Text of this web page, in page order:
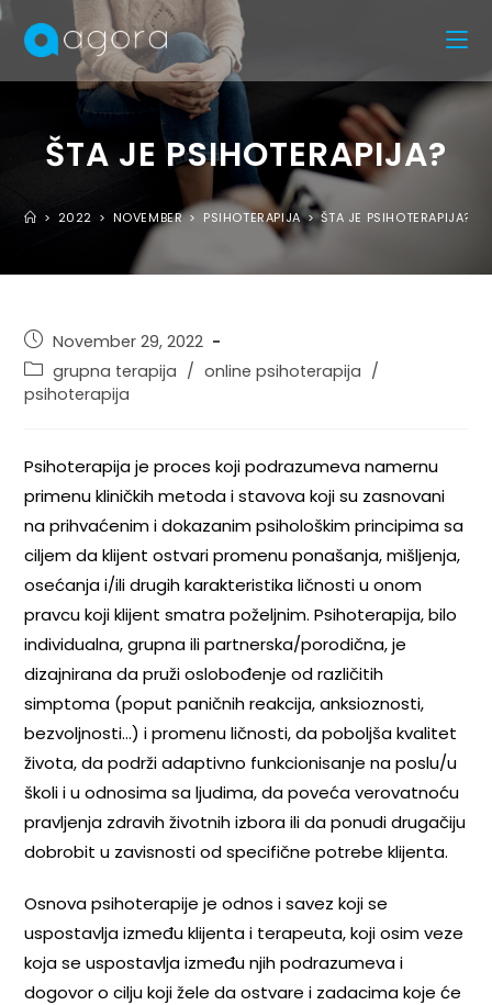
ŠTA JE PSIHOTERAPIJA?
> 2022 > NOVEMBER > PSIHOTERAPIJA > ŠTA JE PSIHOTERAPIJA?
November 29, 2022
grupna terapija / online psihoterapija /
psihoterapija
Psihoterapija je proces koji podrazumeva namernu
primenu kliničkih metoda i stavova koji su zasnovani
na prihvaćenim i dokazanim psihološkim principima sa
ciljem da klijent ostvari promenu ponašanja, mišljenja,
osećanja i/ili drugih karakteristika ličnosti u onom
pravcu koji klijent smatra poželjnim. Psihoterapija, bilo
individualna, grupna ili partnerska/porodična, je
dizajnirana da pruži oslobođenje od različitih
simptoma (poput paničnih reakcija, anksioznosti,
bezvoljnosti…) i promenu ličnosti, da poboljša kvalitet
života, da podrži adaptivno funkcionisanje na poslu/u
školi i u odnosima sa ljudima, da poveća verovatnoću
pravljenja zdravih životnih izbora ili da ponudi drugačiju
dobrobit u zavisnosti od specifične potrebe klijenta.
Osnova psihoterapije je odnos i savez koji se
uspostavlja između klijenta i terapeuta, koji osim veze
koja se uspostavlja između njih podrazumeva i
dogovor o cilju koji žele da ostvare i zadacima koje će